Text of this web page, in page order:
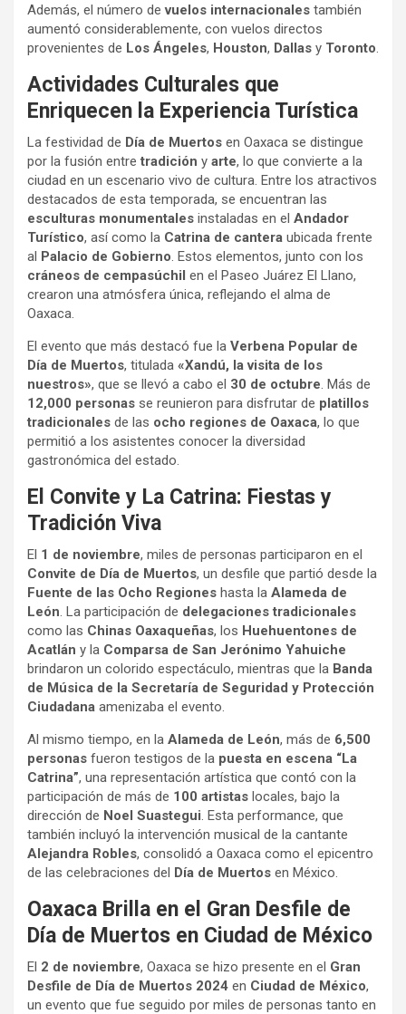
Además, el número devuelos internacionales también
aumentó considerablemente, con vuelos directos
provenientes de Los Ángeles, Houston, Dallas y Toronto
Actividades Culturales que
Enriquecen la Experiencia Turística
La festividad de Día de Muertos en Oaxaca se distingue
por la fusión entretradición y arte, lo que convierte a la
ciudad en un escenario vivo de cultura. Entre los atractivos
destacados de esta temporada, se encuentran las
esculturas monumentales instaladas en el Andador
Turístico, así como la Catrina de cantera ubicada frente
al Palacio de Gobierno . Estos elementos, junto con los
cráneos de cempasúchil en el Paseo Juárez El Llano,
crearon una atmósfera única, reflejando el alma de
Oaxaca.
El evento que más destacó fue la Verbena Popular de
Día de Muertos, titulada «Xandú, la visita de los
nuestros», que se llevó a cabo el 30 de octubre . Más de
12,000 personas se reunieron para disfrutar de platillos
tradicionales de las ocho regiones de Oaxaca, lo que
permitió a los asistentes conocer la diversidad
gastronómica del estado.
El Convite y La Catrina: Fiestas y
Tradición Viva
El 1 de noviembre, miles de personas participaron en el
Convite de Día de Muertos, un desfile que partió desde la
Fuente de las Ocho Regiones hasta la Alameda de
León . La participación de delegaciones tradicionales
como las Chinas Oaxaqueñas, los Huehuentones de
Acatlán y la Comparsa de San Jerónimo Yahuiche
brindaron un colorido espectáculo, mientras que la Banda
de Música de la Secretaría de Seguridad y Protección
Ciudadana amenizaba el evento.
Al mismo tiempo, en la Alameda de León, más de 6,500
personas fueron testigos de la puesta en escena “La
Catrina”, una representación artística que contó con la
participación de más de 100 artistas locales, bajo la
dirección de Noel Suastegui . Esta performance, que
también incluyó la intervención musical de la cantante
Alejandra Robles, consolidó a Oaxaca como el epicentro
de las celebraciones del Día de Muertos en México.
Oaxaca Brilla en el Gran Desfile de
Día de Muertos en Ciudad de México
El 2 de noviembre, Oaxaca se hizo presente en el Gran
Desfile de Día de Muertos 2024 en Ciudad de México,
un evento que fue seguido por miles de personas tanto en